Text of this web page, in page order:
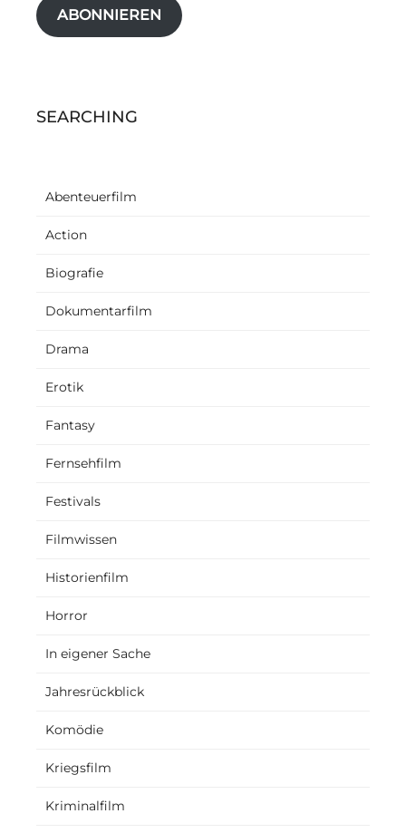
ABONNIEREN
SEARCHING
Abenteuerfilm
Action
Biografie
Dokumentarfilm
Drama
Erotik
Fantasy
Fernsehfilm
Festivals
Filmwissen
Historienfilm
Horror
In eigener Sache
Jahresrückblick
Komödie
Kriegsfilm
Kriminalfilm